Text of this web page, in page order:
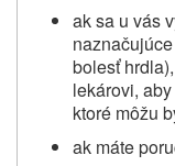
ak sa u vás
bolesť
lekárovi,
ktoré môžu
ak máte